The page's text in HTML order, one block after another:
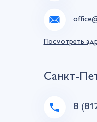
Посмотреть
Санкт-
8